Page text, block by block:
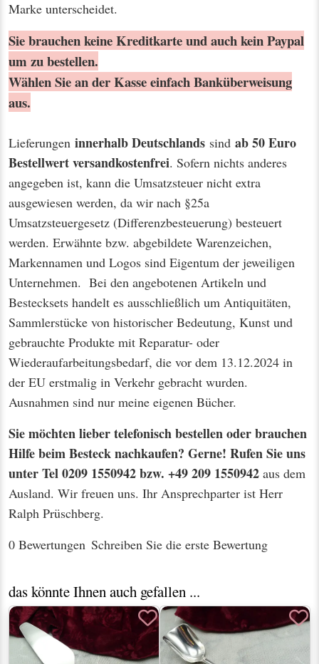
Marke unterscheidet.
Sie brauchen keine Kreditkarte und auch kein Paypal
um zu bestellen.
Wählen Sie an der Kasse einfach Banküberweisung
aus.
Lieferungen innerhalb Deutschlands sind ab 50 Euro
Bestellwertversandkostenfrei. Sofern nichts anderes
angegeben ist, kann die Umsatzsteuer nicht extra
ausgewiesen werden, da wir nach §25a
Umsatzsteuergesetz (Differenzbesteuerung) besteuert
werden. Erwähnte bzw. abgebildete Warenzeichen,
Markennamen und Logos sind Eigentum der jeweiligen
Unternehmen. Bei den angebotenen Artikeln und
Bestecksets handelt es ausschließlich um Antiquitäten,
Sammlerstücke von historischer Bedeutung, Kunst und
gebrauchte Produkte mit Reparatur- oder
Wiederaufarbeitungsbedarf, die vor dem 13.12.2024 in
der EU erstmalig in Verkehr gebracht wurden.
Ausnahmen sind nur meine eigenen Bücher.
Sie möchten lieber telefonisch bestellen oder brauchen
Hilfe beim Besteck nachkaufen? Gerne! Rufen Sie uns
unter Tel 0209 1550942 bzw. +49 209 1550942 aus dem
Ausland. Wir freuen uns. Ihr Ansprechparter ist Herr
Ralph Prüschberg.
0 Bewertungen Schreiben Sie die erste Bewertung
das könnte Ihnen auch gefallen ...